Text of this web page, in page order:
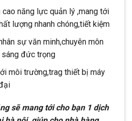
cao năng lực quản lý ,mang tới
lượng nhanh chóng,tiết kiệm
sự văn minh,chuyên môn
đức trọng
môi trường,trag thiết bị máy
sẽ mang tới cho bạn 1 dịch